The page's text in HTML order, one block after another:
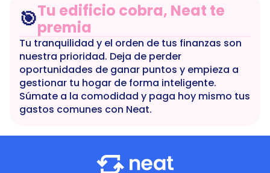
🎯Tu edificio cobra, Neat te
premia
Tu tranquilidad y el orden de tus finanzas son
nuestra prioridad. Deja de perder
oportunidades de ganar puntos y empieza a
gestionar tu hogar de forma inteligente.
Súmate a la comodidad y paga hoy mismo tus
gastos comunes con Neat.